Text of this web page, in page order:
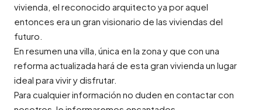
vivienda, el reconocido arquitecto ya por aquel
entonces era un gran visionario de las viviendas del
futuro.
En resumen una villa, única en la zona y que con una
reforma actualizada hará de esta gran vivienda un lugar
ideal para vivir y disfrutar.
Para cualquier información no duden en contactar con